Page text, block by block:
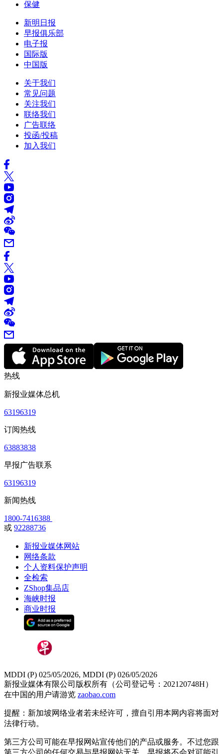
保健
新明日报
早报俱乐部
电子报
国际版
中国版
关于我们
常见问题
关注我们
联络我们
广告联络
投函/投稿
加入我们
热线
新报业媒体总机
63196319
订阅热线
63883838
早报广告联系
63196319
新闻热线
1800-7416388
或 92288736
新报业媒体网站
网络条款
个人资料保护声明
全检索
ZShop集品店
海峡时报
商业时报
MDDI (P) 025/05/2026, MDDI (P) 026/05/2026
新报业媒体有限公司版权所有（公司登记号：202120748H）
在中国的用户请游览 zaobao.com
提醒：新加坡网络业者若未经许可，擅自引用本网内容将面对
法律行动。
第三方公司可能在早报网站宣传他们的产品或服务。不过您跟